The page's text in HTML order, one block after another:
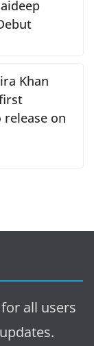
Khan
on
all users